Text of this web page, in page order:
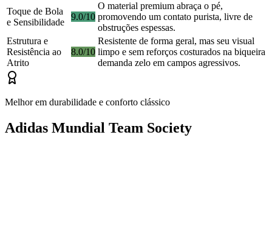
Toque de Bola
e Sensibilidade
9.0/10
O material premium abraça o pé,
promovendo um contato purista, livre de
obstruções espessas.
Estrutura e
Resistência ao
Atrito
8.0/10
Resistente de forma geral, mas seu visual
limpo e sem reforços costurados na biqueira
demanda zelo em campos agressivos.
Melhor em durabilidade e conforto clássico
Adidas Mundial Team Society